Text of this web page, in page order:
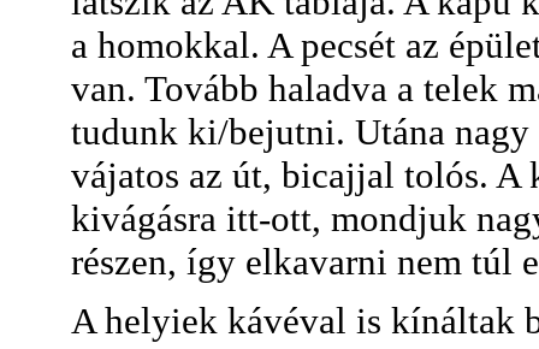
a homokkal. A pecsét az
van. Tovább haladva a telek
tudunk ki/bejutni. Utána
vájatos az út, bicajjal tolós.
kivágásra itt-ott, mondjuk
részen, így elkavarni nem túl
A helyiek kávéval is kínáltak